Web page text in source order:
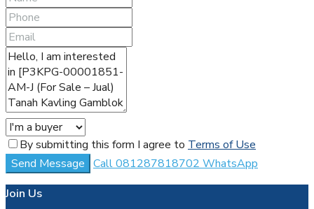
By submitting this form I agree to Terms of Use
Send Message Call081287818702 WhatsApp
Join Us